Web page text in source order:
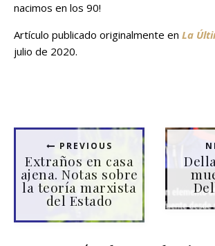
nacimos en los 90!
Artículo publicado originalmente en La
julio de 2020.
PREVIOUS
Extraños en casa
ajena. Notas sobre
la teoría marxista
del Estado